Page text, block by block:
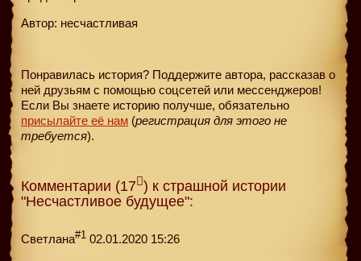
Автор: несчастливая
Понравилась история? Поддержите автора, рассказав о
ней друзьям с помощью соцсетей или мессенджеров!
Если Вы знаете историю получше, обязательно
присылайте её нам (регистрация для этого не
требуется).
Комментарии (17 ) к страшной истории
"Несчастливое будущее":
Светлана#1 02.01.2020 15:26